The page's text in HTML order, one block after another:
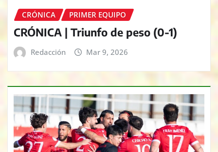
CRÓNICA PRIMER EQUIPO
CRÓNICA | Triunfo de peso (0-1)
Redacción Mar 9, 2026